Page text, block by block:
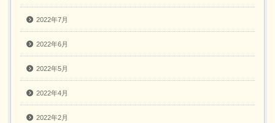
2022年7月
2022年6月
2022年5月
2022年4月
2022年2月